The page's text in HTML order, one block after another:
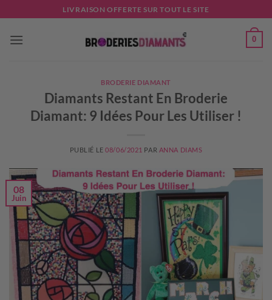
au
contenu
LIVRAISON OFFERTE SUR TOUT LE SITE
0
BRODERIE DIAMANT
Diamants Restant En Broderie
Diamant: 9 Idées Pour Les Utiliser !
PUBLIÉ LE08/06/2021 PAR ANNA DIAMS
08
Juin